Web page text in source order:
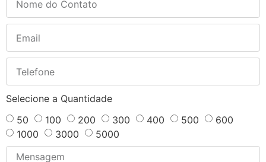
Selecione a Quantidade
50
100 200 300 400 500
600
1000
3000 5000